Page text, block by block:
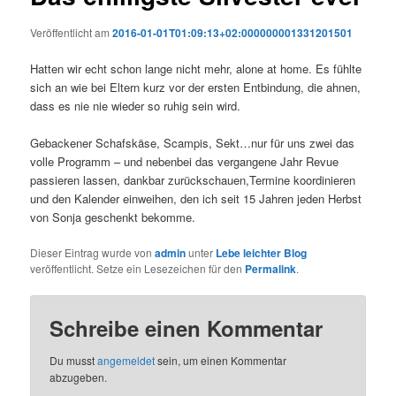
Veröffentlicht am2016-01-01T01:09:13+02:000000001331201501
Hatten wir echt schon lange nicht mehr, alone at home. Es fühlte
sich an wie bei Eltern kurz vor der ersten Entbindung, die ahnen,
dass es nie nie wieder so ruhig sein wird.
Gebackener Schafskäse, Scampis, Sekt…nur für uns zwei das
volle Programm – und nebenbei das vergangene Jahr Revue
passieren lassen, dankbar zurückschauen,Termine koordinieren
und den Kalender einweihen, den ich seit 15 Jahren jeden Herbst
von Sonja geschenkt bekomme.
Dieser Eintrag wurde vonadminunter Lebe leichter Blog
veröffentlicht. Setze ein Lesezeichen für den Permalink.
Schreibe einen Kommentar
Du musstangemeldetsein, um einen Kommentar
abzugeben.